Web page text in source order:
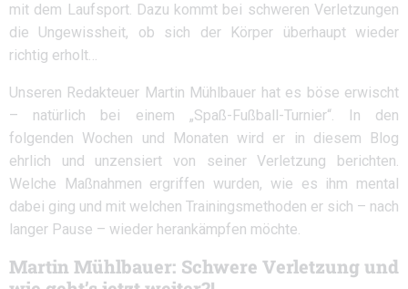
mit dem Laufsport. Dazu kommt bei schweren Verletzungen
die Ungewissheit, ob sich der Körper überhaupt wieder
richtig erholt…
Unseren Redakteuer Martin Mühlbauer hat es böse erwischt
– natürlich bei einem „Spaß-Fußball-Turnier“. In den
folgenden Wochen und Monaten wird er in diesem Blog
ehrlich und unzensiert von seiner Verletzung berichten.
Welche Maßnahmen ergriffen wurden, wie es ihm mental
dabei ging und mit welchen Trainingsmethoden er sich – nach
langer Pause – wieder herankämpfen möchte.
Martin Mühlbauer: Schwere Verletzung und